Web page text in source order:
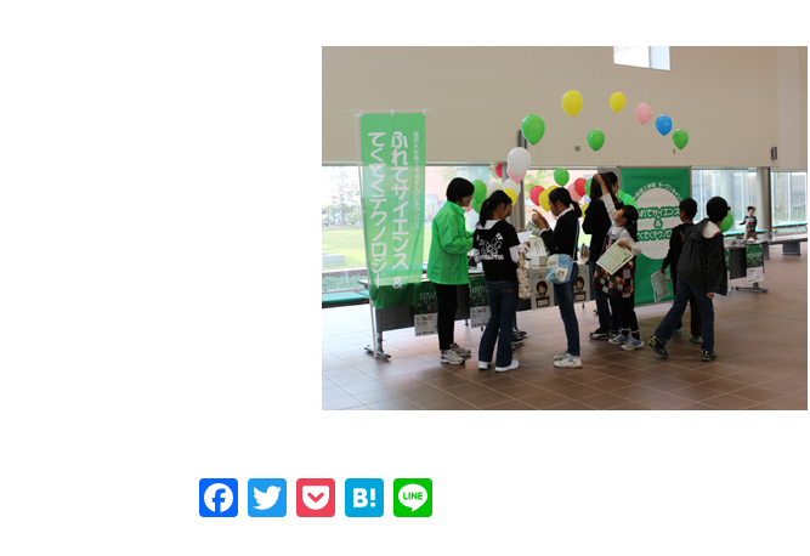
Facebook
Twitter
PocketHatena